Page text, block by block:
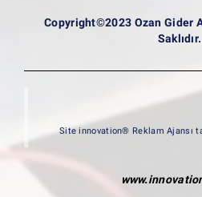
Copyright©2023 Ozan Gider
Saklıdır.
Site innovation® Reklam Ajansı